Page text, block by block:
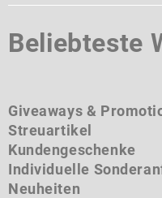
Beliebteste
Giveaways &
Streuartikel
Kundengeschenke
Individuelle
Neuheiten